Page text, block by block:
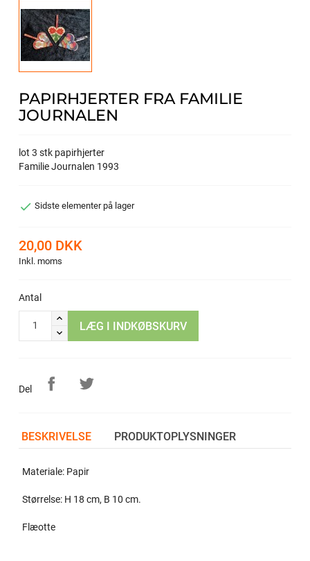
PAPIRHJERTER FRA FAMILIE
JOURNALEN
lot 3 stk papirhjerter
Familie Journalen 1993
 Sidste elementer på lager
20,00 DKK
Inkl. moms
Antal
LÆG I INDKØBSKURV
Del
BESKRIVELSE PRODUKTOPLYSNINGER
Materiale: Papir
Størrelse: H 18 cm, B 10 cm.
Flæotte